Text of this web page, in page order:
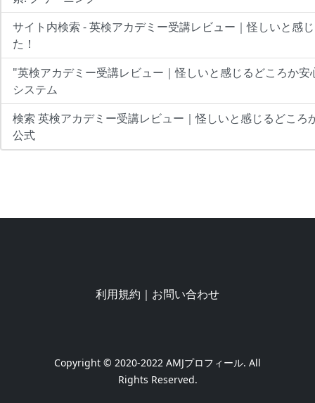
サイト内検索 - 英検アカデミー受講レビュー｜怪しいと感
た！
"英検アカデミー受講レビュー｜怪しいと感じるどころか
システム
検索 英検アカデミー受講レビュー｜怪しいと感じるどこ
公式
利用規約 ｜ お問い合わせ
Copyright © 2020-2022 AMJプロフィール. All
Rights Reserved.